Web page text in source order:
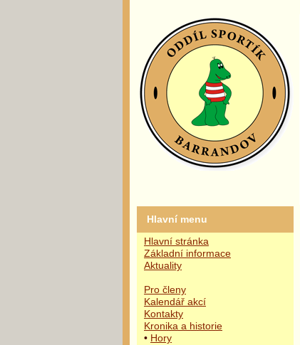
Hlavní menu
Hlavní stránka
Základní informace
Aktuality
Pro členy
Kalendář akcí
Kontakty
Kronika a historie
• Hory